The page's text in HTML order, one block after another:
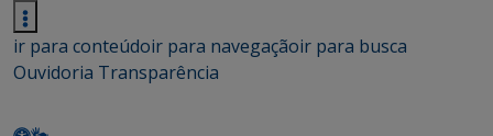
ir para conteúdoir para navegaçãoir para busca
Ouvidoria Transparência